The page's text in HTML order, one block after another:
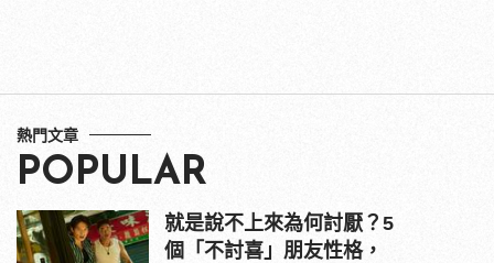
熱門文章
POPULAR
就是說不上來為何討厭？5
個「不討喜」朋友性格，